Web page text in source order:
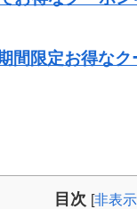
間限定お得なク
目次 [非表示